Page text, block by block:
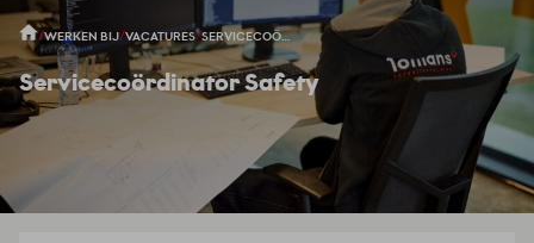
/WERKEN BIJ/VACATURES/ SERVICECOÖRDINATOR SAFETY
Servicecoördinator Safety